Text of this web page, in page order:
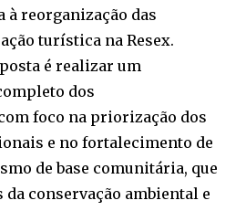
à reorganização das
turística na Resex.
é realizar um
dos
foco na priorização dos
e no fortalecimento de
de base comunitária, que
conservação ambiental e